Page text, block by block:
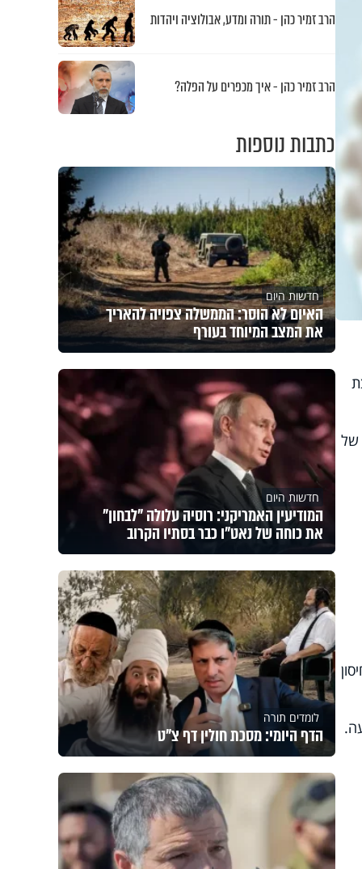
של
הרב זמיר כהן - תורה ומדע, אבולוציה ויהדות
הרב זמיר כהן - איך מכפרים על הפלה?
כתבות נוספות
חדשות היום
האיום לא הוסר: הממשלה צפויה להאריך
את המצב המיוחד בעורף
חדשות היום
המודיעין האמריקני: רוסיה עלולה "לבחון"
את כוחה של נאט"ו כבר בסתיו הקרוב
לומדים תורה
הדף היומי: מסכת חולין דף צ"ט